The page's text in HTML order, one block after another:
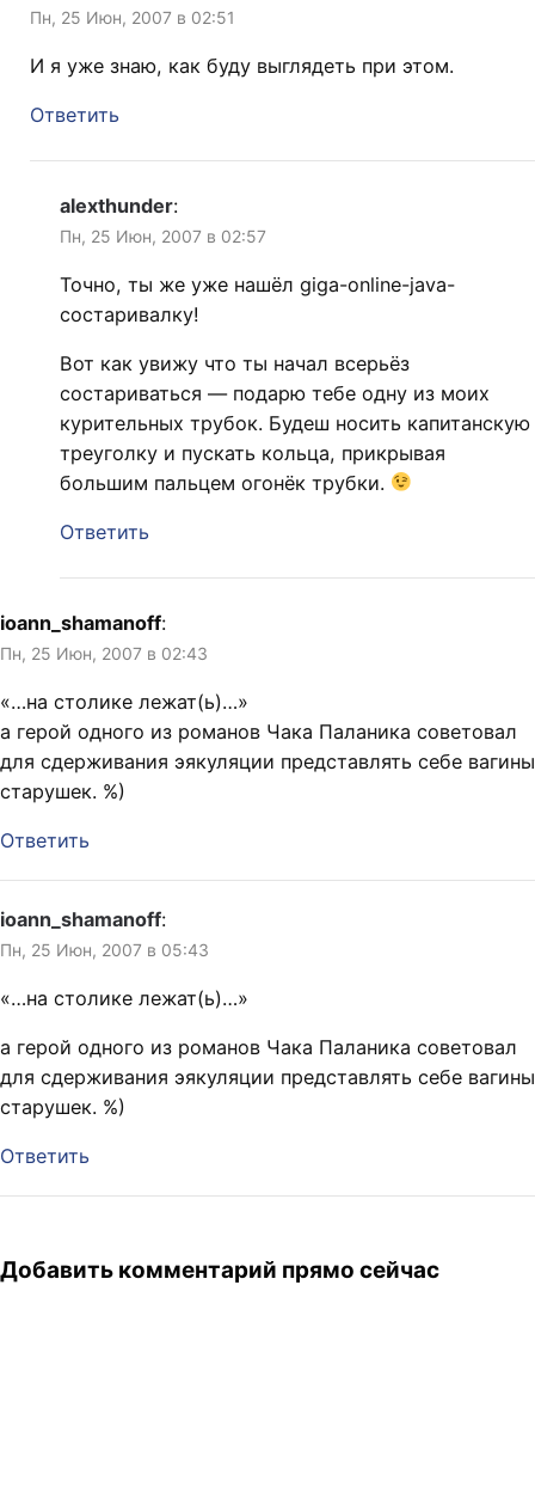
Пн, 25 Июн, 2007 в 02:51
И я уже знаю, как буду выглядеть при этом.
Ответить
alexthunder:
Пн, 25 Июн, 2007 в 02:57
Точно, ты же уже нашёл giga-online-java-
состаривалку!
Вот как увижу что ты начал всерьёз
состариваться — подарю тебе одну из моих
курительных трубок. Будеш носить капитанскую
треуголку и пускать кольца, прикрывая
большим пальцем огонёк трубки.
Ответить
ioann_shamanoff:
Пн, 25 Июн, 2007 в 02:43
«…на столике лежат(ь)…»
а герой одного из романов Чака Паланика советовал
для сдерживания эякуляции представлять себе вагины
старушек. %)
Ответить
ioann_shamanoff:
Пн, 25 Июн, 2007 в 05:43
«…на столике лежат(ь)…»
а герой одного из романов Чака Паланика советовал
для сдерживания эякуляции представлять себе вагины
старушек. %)
Ответить
Добавить комментарий прямо сейчас